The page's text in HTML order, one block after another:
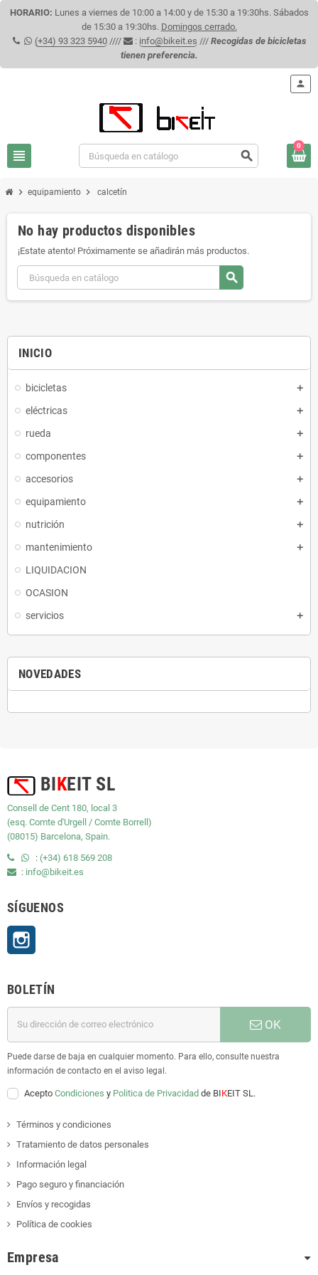
HORARIO: Lunes a viernes de 10:00 a 14:00 y de 15:30 a 19:30hs. Sábados
de 15:30 a 19:30hs. Domingos cerrado.
(+34) 93 323 5940//// : info@bikeit.es /// Recogidas de bicicletas
tienen preferencia.
view_headline search
0
person
chevron_right equipamiento chevron_right calcetín
INICIO
bicicletas
eléctricas
rueda
componentes
accesorios
equipamiento
nutrición
mantenimiento
LIQUIDACION
OCASION
servicios
NOVEDADES
No hay productos disponibles
¡Estate atento! Próximamente se añadirán más productos.
search
BIKEIT SL
Consell de Cent 180, local 3
(esq. Comte d'Urgell / Comte Borrell)
(08015) Barcelona, Spain.
: (+34) 618 569 208
: info@bikeit.es
SÍGUENOS
BOLETÍN
OK
Puede darse de baja en cualquier momento. Para ello, consulte nuestra
información de contacto en el aviso legal.
Acepto Condiciones y Politica de Privacidad de BIKEIT SL.
Términos y condiciones
Tratamiento de datos personales
Información legal
Pago seguro y financiación
Envíos y recogidas
Política de cookies
Empresa